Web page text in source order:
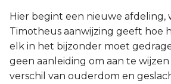
Hier begint een nieuwe afdeling,
Timotheus aanwijzing geeft hoe
elk in het bijzonder moet
geen aanleiding om aan te
verschil van ouderdom en